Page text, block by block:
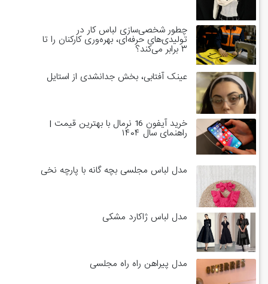
چطور شخصی‌سازی لباس کار در
تولیدی‌های حرفه‌ای، بهره‌وری کارکنان را تا
۳ برابر می‌کند؟
عینک آفتابی، بخش جدانشدی از استایل
خرید آیفون 16 نرمال با بهترین قیمت |
راهنمای سال ۱۴۰۴
مدل لباس مجلسی بچه گانه با پارچه نخی
مدل لباس ژاکارد مشکی
مدل پیراهن راه راه مجلسی